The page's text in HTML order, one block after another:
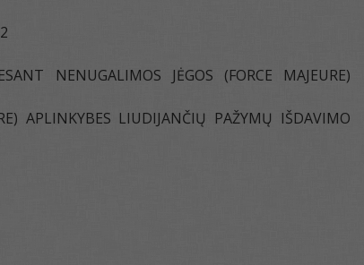
NENUGALIMOS JĖGOS (FORCE MAJEURE)
APLINKYBES LIUDIJANČIŲ PAŽYMŲ IŠDAVIMO